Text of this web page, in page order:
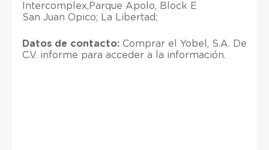
Intercomplex,Parque Apolo, Block E
San Juan Opico; La Libertad;
Datos de contacto: Comprar el Yobel, S.A. De
C.V. informe para acceder a la información.